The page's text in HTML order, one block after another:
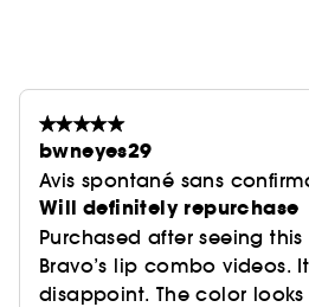
bwneyes29
Avis spontané sans
Will definitely repurchase
Purchased after seeing
Bravo’s lip combo videos.
disappoint. The color